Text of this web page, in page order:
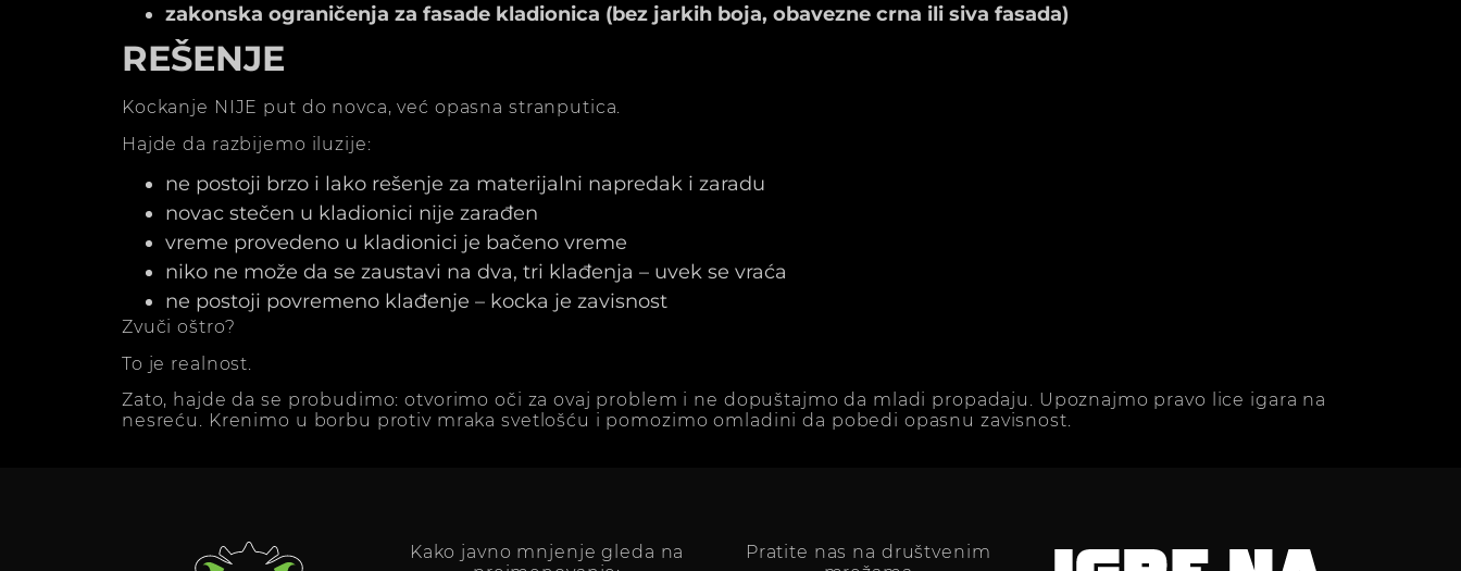
zakonska ograničenja za fasade kladionica (bez jarkih boja, obavezne crna ili siva fasada)
REŠENJE
Kockanje NIJE put do novca, već opasna stranputica.
Hajde da razbijemo iluzije:
ne postoji brzo i lako rešenje za materijalni napredak i zaradu
novac stečen u kladionici nije zarađen
vreme provedeno u kladionici je bačeno vreme
niko ne može da se zaustavi na dva, tri klađenja – uvek se vraća
ne postoji povremeno klađenje – kocka je zavisnost
Zvuči oštro?
To je realnost.
Zato, hajde da se probudimo: otvorimo oči za ovaj problem i ne dopuštajmo da mladi propadaju. Upoznajmo pravo lice igara na
nesreću. Krenimo u borbu protiv mraka svetlošću i pomozimo omladini da pobedi opasnu zavisnost.
Kako javno mnjenje gleda na
Pratite nas na društvenim